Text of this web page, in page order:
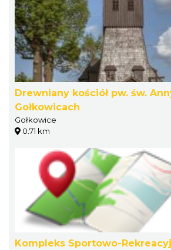
Drewniany kościół pw. św.
Gołkowicach
Gołkowice
0.71 km
Kompleks Sportowo-